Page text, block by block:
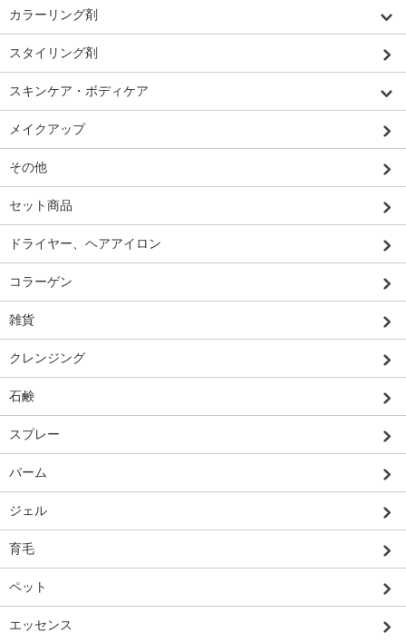
カラーリング剤
スタイリング剤
スキンケア・ボディケア
メイクアップ
その他
セット商品
ドライヤー、ヘアアイロン
コラーゲン
雑貨
クレンジング
石鹸
スプレー
バーム
ジェル
育毛
ペット
エッセンス